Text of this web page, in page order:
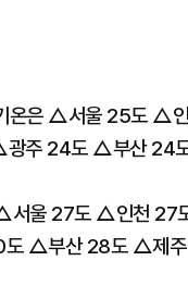
기온은 △서울 25도
주 24도 △부산 24
△서울 27도 △인천
△부산 28도 △제